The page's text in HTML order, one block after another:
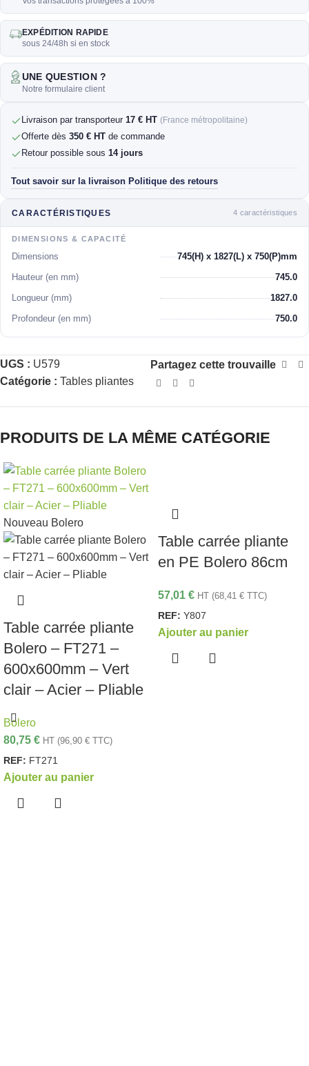
EXPÉDITION RAPIDE
sous 24/48h si en stock
UNE QUESTION ?
Notre formulaire client
Livraison par transporteur 17 € HT (France métropolitaine)
Offerte dès 350 € HT de commande
Retour possible sous 14 jours
Tout savoir sur la livraison· Politique des retours
CARACTÉRISTIQUES 4 caractéristiques
DIMENSIONS & CAPACITÉ
Dimensions 745(H) x 1827(L) x 750(P)mm
Hauteur (en mm) 745.0
Longueur (mm) 1827.0
Profondeur (en mm) 750.0
UGS : U579
Catégorie : Tables pliantes
Partagez cette trouvaille
PRODUITS DE LA MÊME CATÉGORIE
Nouveau Bolero
Table carrée pliante
Bolero – FT271 –
600x600mm – Vert
clair – Acier – Pliable
Bolero
80,75 € HT (96,90 € TTC)
REF: FT271
Ajouter au panier
Table carrée pliante
en PE Bolero 86cm
57,01 € HT (68,41 € TTC)
REF: Y807
Ajouter au panier